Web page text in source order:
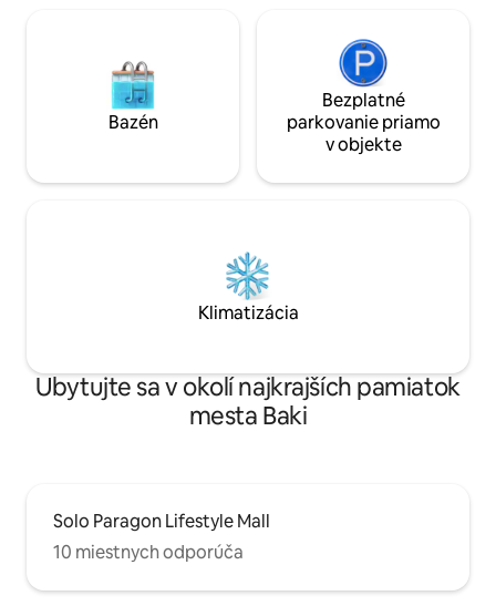
Bazén
Bezplatné
parkovanie priamo
v objekte
Klimatizácia
Ubytujte sa v okolí najkrajších pamiatok
mesta Baki
Solo Paragon Lifestyle Mall
10 miestnych odporúča